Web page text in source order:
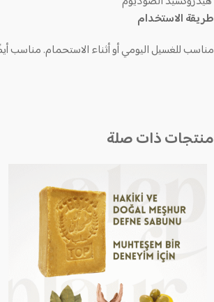
طريقة الاستخدام
مناسب للغسيل اليومي أو أثناء الاستحمام. مناسب
منتجات ذات صلة